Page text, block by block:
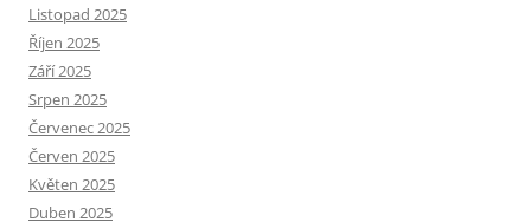
Listopad 2025
Říjen 2025
Září 2025
Srpen 2025
Červenec 2025
Červen 2025
Květen 2025
Duben 2025